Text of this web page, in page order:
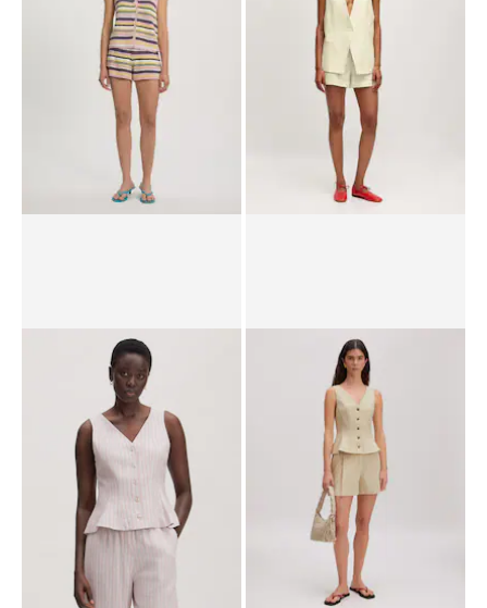
Bodywarmer 'Nadja'
€ 69,90€ 54,90
Bodywarmer 'Willow'
€ 64,90